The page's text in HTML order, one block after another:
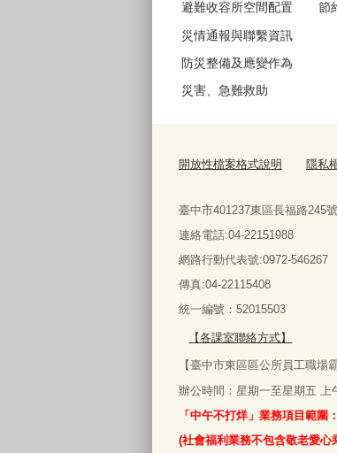
避難收容所空間配置
災情通報與聯繫資訊
防災整備及應變作為
災害、急難救助
節
開放性檔案格式說明 隱私
臺中市401237東區長福路245號
連絡電話:04-22151988
網路行動代表號:0972-546267
傳真:04-22115408
統一編號：52015503
【各課室聯絡方式】
【臺中市東區區公所員工職場
辦公時間：星期一至星期五 上
「中午不打烊」業務項目範圍
(社會福利業務不包含敬老愛